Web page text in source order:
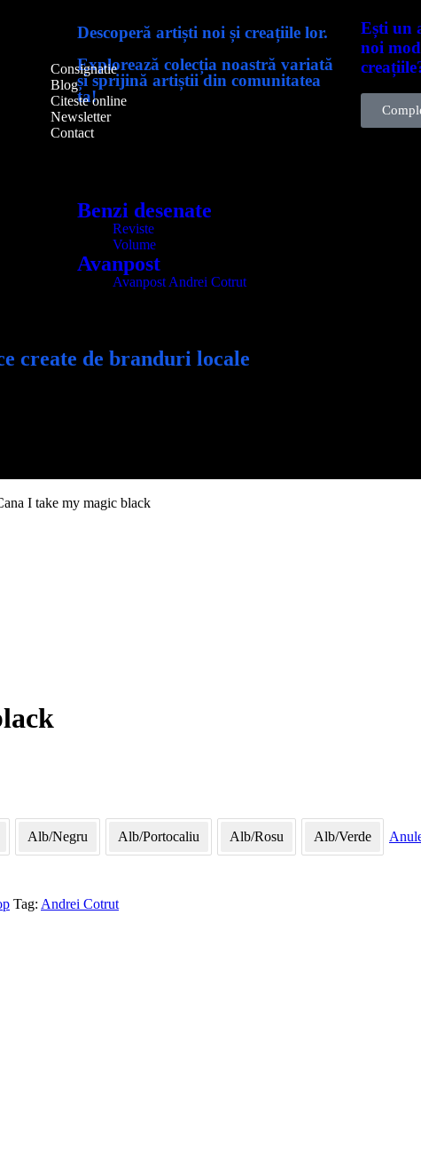
Descoperă artiști noi și creațiile lor.
Explorează colecția noastră variată
și sprijină artiștii din comunitatea
ta!
Ești un
noi
Benzi desenate
Reviste
Volume
Avanpost
Avanpost Andrei Cotrut
create de branduri locale
Consignatie
Blog
Citeste online
Newsletter
Contact
I take my magic black
Alb/Negru Alb/Portocaliu Alb/Rosu Alb/Verde
Tag: Andrei Cotrut